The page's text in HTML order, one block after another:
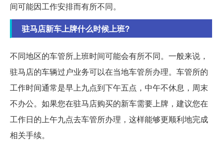
间可能因工作安排而有所不同。
驻马店新车上牌什么时候上班?
不同地区的车管所上班时间可能会有所不同。一般来说，
驻马店的车辆过户业务可以在当地车管所办理。车管所的
工作时间通常是早上九点到下午五点，中午不休息，周末
不办公。如果您在驻马店购买的新车需要上牌，建议您在
工作日的上午九点去车管所办理，这样能够更顺利地完成
相关手续。